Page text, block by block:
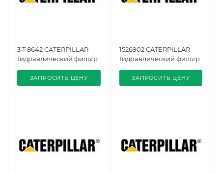
3 T 8642 CATERPILLAR
Гидравлический фильтр
ЗАПРОСИТЬ ЦЕНУ
1526902 CATERPILLAR
Гидравлический фильтр
ЗАПРОСИТЬ ЦЕНУ